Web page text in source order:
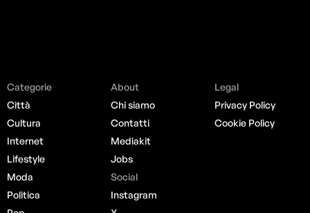
Categorie
Città
Cultura
Internet
Lifestyle
Moda
Politica
About
Chi siamo
Contatti
Mediakit
Jobs
Social
Instagram
Legal
Privacy Policy
Cookie Policy